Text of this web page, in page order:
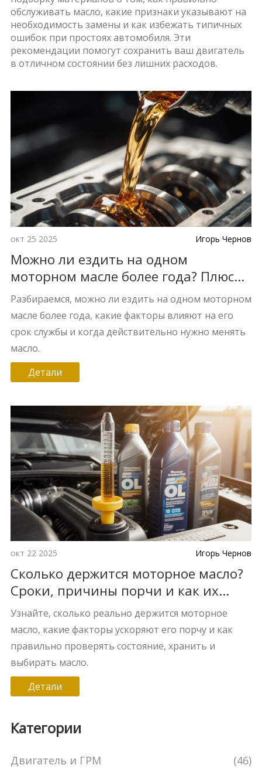
обслуживать масло, какие признаки указывают на
необходимость замены и как избежать типичных
ошибок при простоях автомобиля. Эти
рекомендации помогут сохранить ваш двигатель
в отличном состоянии без лишних расходов.
окт 25 2025 Игорь Чернов
Можно ли ездить на одном
моторном масле более года? Плюсы
и минусы
Разбираемся, можно ли ездить на одном моторном
масле более года, какие факторы влияют на его
срок службы и когда действительно нужно менять
масло.
Детали
окт 22 2025 Игорь Чернов
Сколько держится моторное масло?
Сроки, причины порчи и как их
избежать
Узнайте, сколько реально держится моторное
масло, какие факторы ускоряют его порчу и как
правильно проверять состояние, хранить и
выбирать масло.
Детали
Категории
Двигатель и ГРМ (46)